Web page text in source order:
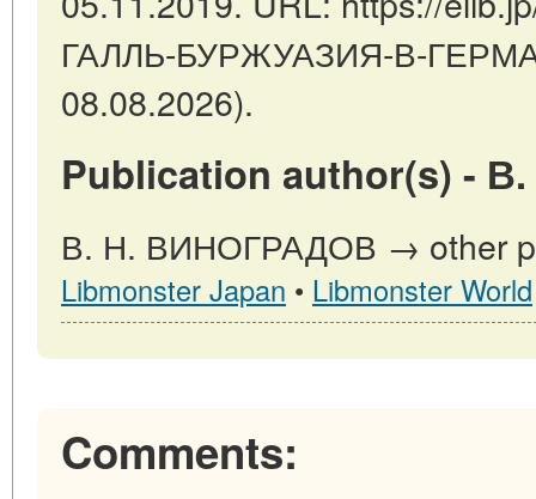
ГАЛЛЬ-БУРЖУАЗИЯ-В-
08.08.2026).
Publication author(s) -
В. Н. ВИНОГРАДОВ → other
Libmonster Japan • Libmonster World
Comments: